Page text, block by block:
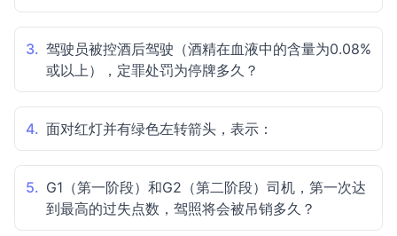
3. 驾驶员被控酒后驾驶（酒精在血液中的含量为0.08%
或以上），定罪处罚为停牌多久？
4. 面对红灯并有绿色左转箭头，表示：
5. G1（第一阶段）和G2（第二阶段）司机，第一次达
到最高的过失点数，驾照将会被吊销多久？